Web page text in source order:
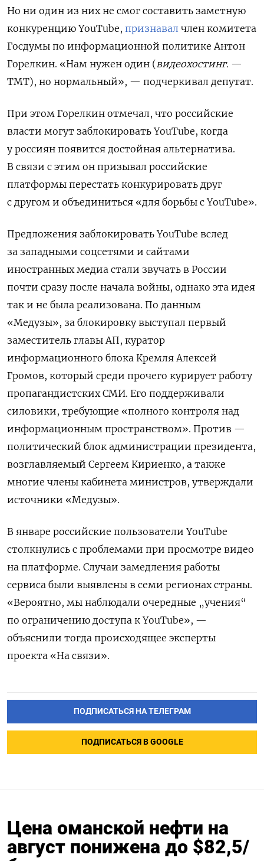
Но ни один из них не смог составить заметную
конкуренцию YouTube, признавал член комитета
Госдумы по информационной политике Антон
Горелкин. «Нам нужен один (видеохостинг. —
ТМТ), но нормальный», — подчеркивал депутат.
При этом Горелкин отмечал, что российские
власти могут заблокировать YouTube, когда
у россиян появится достойная альтернатива.
В связи с этим он призывал российские
платформы перестать конкурировать друг
с другом и объединиться «для борьбы с YouTube».
Предложения заблокировать YouTube вслед
за западными соцсетями и сайтами
иностранных медиа стали звучать в России
почти сразу после начала войны, однако эта идея
так и не была реализована. По данным
«Медузы», за блокировку выступал первый
заместитель главы АП, куратор
информационного блока Кремля Алексей
Громов, который среди прочего курирует работу
пропагандистских СМИ. Его поддерживали
силовики, требующие «полного контроля над
информационным пространством». Против —
политический блок администрации президента,
возглавляемый Сергеем Кириенко, а также
многие члены кабинета министров, утверждали
источники «Медузы».
В январе российские пользователи YouTube
столкнулись с проблемами при просмотре видео
на платформе. Случаи замедления работы
сервиса были выявлены в семи регионах страны.
«Вероятно, мы наблюдали очередные „учения“
по ограничению доступа к YouTube», —
объяснили тогда происходящее эксперты
проекта «На связи».
ПОДПИСАТЬСЯ НА ТЕЛЕГРАМ
ПОДПИСАТЬСЯ В GOOGLE
Цена оманской нефти на
август понижена до $82,5/